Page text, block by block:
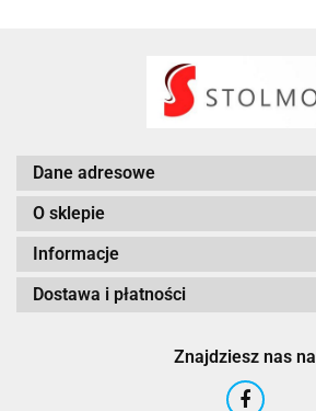
Dane adresowe
O sklepie
Informacje
Dostawa i płatności
Znajdziesz nas na